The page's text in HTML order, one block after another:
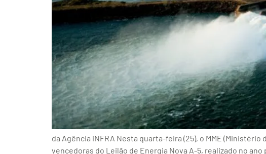
da Agência iNFRA Nesta quarta-feira (25), o MME
vencedoras do Leilão de Energia Nova A-5, realizado no